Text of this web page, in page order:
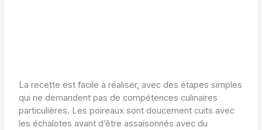
La recette est facile à réaliser, avec des étapes simples
qui ne demandent pas de compétences culinaires
particulières. Les poireaux sont doucement cuits avec
les échalotes avant d’être assaisonnés avec du